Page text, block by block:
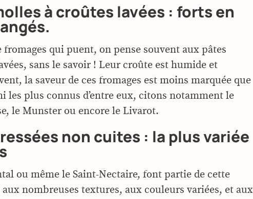
à croûtes lavées : forts en
fromages qui puent, on pense souvent aux pâtes
sans le savoir ! Leur croûte est humide et
la saveur de ces fromages est moins marquée que
les plus connus d’entre eux, citons notamment le
le Munster ou encore le Livarot.
non cuites : la plus variée
ou même le Saint-Nectaire, font partie de cette
nombreuses textures, aux couleurs variées, et aux